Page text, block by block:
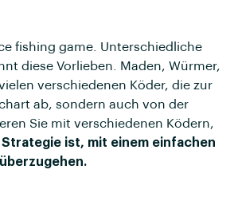
fishing game. Unterschiedliche
diese Vorlieben. Maden, Würmer,
verschiedenen Köder, die zur
ab, sondern auch von der
Sie mit verschiedenen Ködern,
Strategie ist, mit einem einfachen